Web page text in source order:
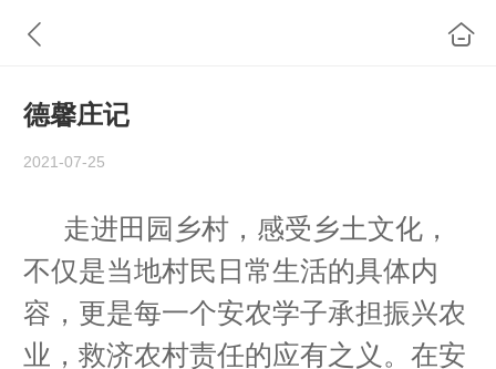
德馨庄记
2021-07-25
走进田园乡村，感受乡土文化，
不仅是当地村民日常生活的具体内
容，更是每一个安农学子承担振兴农
业，救济农村责任的应有之义。在安